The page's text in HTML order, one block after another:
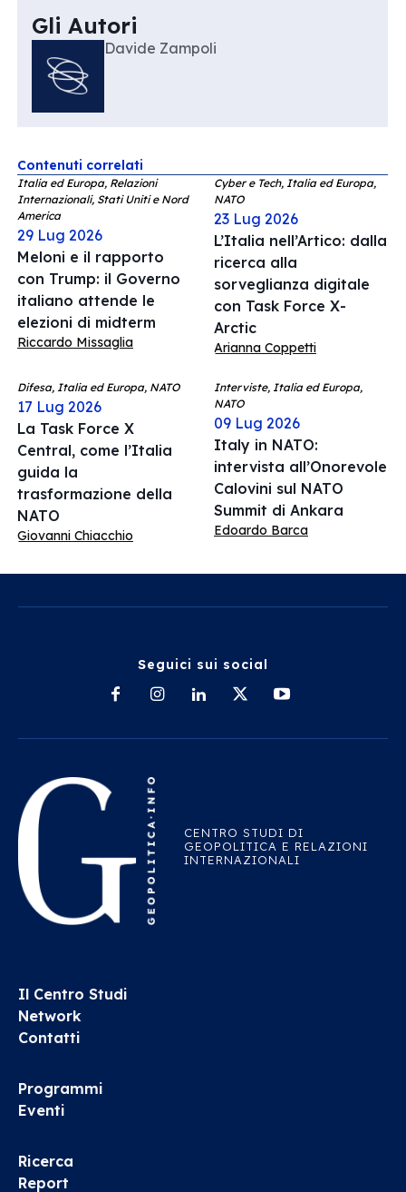
Gli Autori
Davide Zampoli
Contenuti correlati
Italia ed Europa, Relazioni
Internazionali, Stati Uniti e Nord
America
29 Lug 2026
Meloni e il rapporto
con Trump: il Governo
italiano attende le
elezioni di midterm
Riccardo Missaglia
Cyber e Tech, Italia ed Europa,
NATO
23 Lug 2026
L’Italia nell’Artico: dalla
ricerca alla
sorveglianza digitale
con Task Force X-
Arctic
Arianna Coppetti
Difesa, Italia ed Europa, NATO
17 Lug 2026
La Task Force X
Central, come l’Italia
guida la
trasformazione della
NATO
Giovanni Chiacchio
Interviste, Italia ed Europa,
NATO
09 Lug 2026
Italy in NATO:
intervista all’Onorevole
Calovini sul NATO
Summit di Ankara
Edoardo Barca
Seguici sui social
CENTRO STUDI DI
GEOPOLITICA E RELAZIONI
INTERNAZIONALI
Il Centro Studi
Network
Contatti
Programmi
Eventi
Ricerca
Report